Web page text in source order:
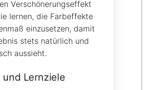
Verschönerungs­effekt
lernen, die Farbeffekte
einzusetzen, damit
stets natürlich und
aussieht.
und Lernziele